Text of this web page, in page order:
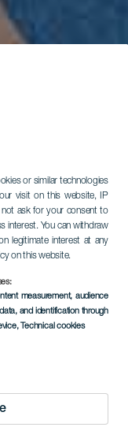
or similar technologies
visit on this website, IP
ask for your consent to
interest. You can withdraw
legitimate interest at any
on this website.
measurement, audience
and identification through
, Technical cookies